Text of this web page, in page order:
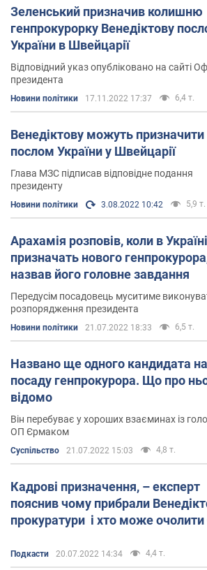
У грудні 2019 року президент
Зеленський призначив Ірину
тимчасово виконуючого обов'язки
України.
17 березня 2020 року Верховна Рада
те, щобВенедіктова була призначена
президент Володимир Зеленський.
Венедіктовувід посади, а в
призначив її пані-посол України в
Політик заміжня. Чоловік Ірини
співробітник українськоїкіберполіції
Колесник.
Facebook Ірина Венедіктова не
якості медійної платформи.
Твіттер.
Ірина Венедіктова в
Twitterаккаунта не веде.
Зеленський призначив колишню
генпрокурорку Венедіктову
України в Швейцарії
Відповідний указ опубліковано на сайті
президента
Новини політики 17.11.2022 17:37 6,4 т.
Венедіктову можуть призначити
послом України у Швейцарії
Глава МЗС підписав відповідне подання
президенту
Новини політики 3.08.2022 10:42 5,9 т.
Арахамія розповів, коли в Україні
призначать нового
назвав його головне завдання
Передусім посадовець муситиме
розпорядження президента
Новини політики 21.07.2022 18:33 6,5 т.
Названо ще одного кандидата на
посаду генпрокурора. Що про
відомо
Він перебуває у хороших взаєминах із
ОП Єрмаком
Суспільство 21.07.2022 15:03 4,8 т.
Кадрові призначення, – експерт
пояснив чому прибрали
прокуратури і хто може
Подкасти 20.07.2022 14:34 4,4 т.